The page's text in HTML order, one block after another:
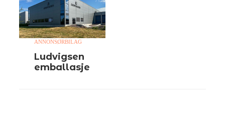
ANNONSØRBILAG
Ludvigsen
emballasje